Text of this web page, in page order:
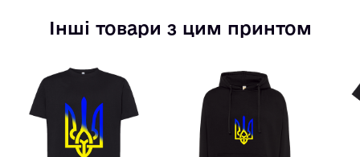
Інші товари з цим принтом